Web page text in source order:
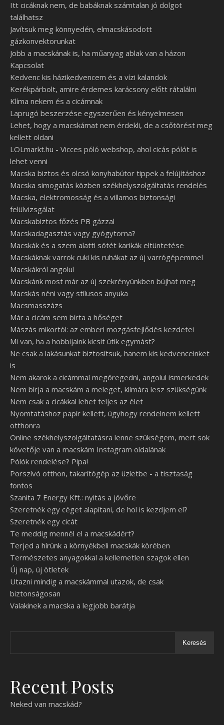
Itt cicáknak nem, de babáknak számtalan jó dolgot
találhatsz
Javítsuk meg könnyedén, elmacskásodott
gázkonvektorunkat
Jobb a macskának is, ha műanyag ablak van a házon
Kapcsolat
Kedvenc kis házikedvencem és a vízi kalandok
Kerékpárbolt, amire érdemes karácsony előtt rátalálni
Klíma nekem és a cicámnak
Laprugó beszerzése egyszerűen és kényelmesen
Lehet, hogy a macskámat nem érdekli, de a csőtörést meg
kellett oldani
LOLmarkt.hu - Vicces póló webshop, ahol cicás pólót is
lehet venni
Macska biztos és olcsó konyhabútor tippek a felújításhoz
Macska simogatás közben székhelyszolgáltatás rendelés
Macska, elektromosság és a villamos biztonsági
felülvizsgálat
Macskabiztos főzés PB gázzal
Macskadagasztás vagy gyógytorna?
Macskák és a szem alatti sötét karikák eltüntetése
Macskáknak varrok cuki kis ruhákat az új varrógépemmel
Macskákról angolul
Macskánk most már az új szekrényünkben bújhat meg
Macskás néni vagy stílusos anyuka
Macsmasszázs
Már a cicám sem bírta a hőséget
Mászás mikortól: az emberi mozgásfejlődés kezdetei
Mi van, ha a hobbijaink kicsit ütik egymást?
Ne csak a lakásunkat biztosítsuk, hanem kis kedvenceinket
is
Nem akarok a cicámmal megöregedni, angolul ismerkedek
Nem bírja a macskám a meleget, klímára lesz szükségünk
Nem csak a cicákkal lehet teljes az élet
Nyomtatáshoz papír kellett, úgyhogy rendelnem kellett
otthonra
Online székhelyszolgáltatásra lenne szükségem, mert sok
követője van a macskám Instagram oldalának
Pólók rendelése? Pipa!
Porszívó otthon, takarítógép az üzletbe - a tisztaság
fontos
Szanita 7 Energy Kft.: nyitás a jövőre
Szeretnék egy céget alapítani, de hol is kezdjem el?
Szeretnék egy cicát
Te meddig mennél el a macskádért?
Terjed a hírünk a környékbeli macskák körében
Természetes anyagokkal a kellemetlen szagok ellen
Új nap, új ötletek
Utazni mindig a macskámmal utazok, de csak
biztonságosan
Valakinek a macska a legjobb barátja
Keresés
Recent Posts
Neked van macskád?